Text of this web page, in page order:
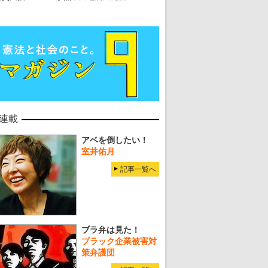
載
アベを倒したい！
室井佑月
記事一覧へ
ブラ弁は見た！
ブラック企業被害対
策弁護団